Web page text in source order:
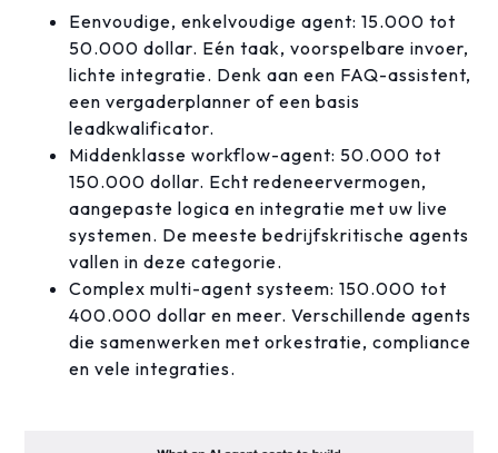
Eenvoudige, enkelvoudige agent: 15.000 tot
50.000 dollar. Eén taak, voorspelbare invoer,
lichte integratie. Denk aan een FAQ-assistent,
een vergaderplanner of een basis
leadkwalificator.
Middenklasse workflow-agent: 50.000 tot
150.000 dollar. Echt redeneervermogen,
aangepaste logica en integratie met uw live
systemen. De meeste bedrijfskritische agents
vallen in deze categorie.
Complex multi-agent systeem: 150.000 tot
400.000 dollar en meer. Verschillende agents
die samenwerken met orkestratie, compliance
en vele integraties.